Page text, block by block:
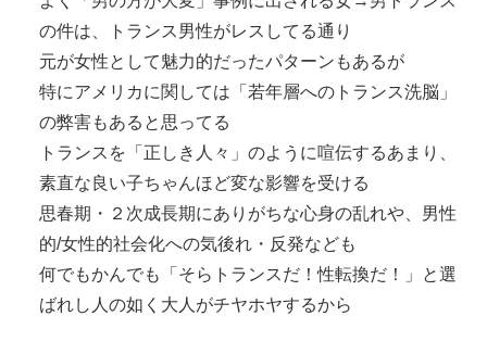
の件は、トランス男性がレスしてる通り
元が女性として魅力的だったパターンもあるが
特にアメリカに関しては「若年層へのトランス洗脳」
の弊害もあると思ってる
トランスを「正しき人々」のように喧伝するあまり、
素直な良い子ちゃんほど変な影響を受ける
思春期・２次成長期にありがちな心身の乱れや、男性
的/女性的社会化への気後れ・反発なども
何でもかんでも「そらトランスだ！性転換だ！」と選
ばれし人の如く大人がチヤホヤするから